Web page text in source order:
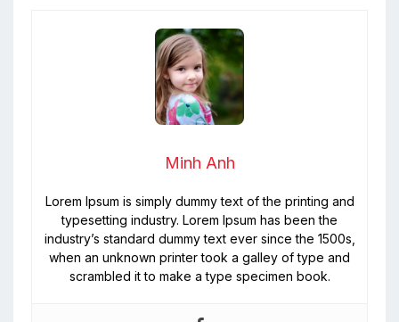
Minh Anh
Lorem Ipsum is simply dummy text of the printing and
typesetting industry. Lorem Ipsum has been the
industry’s standard dummy text ever since the 1500s,
when an unknown printer took a galley of type and
scrambled it to make a type specimen book.